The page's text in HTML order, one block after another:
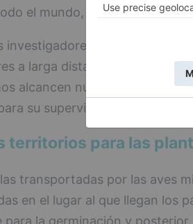
el mundo, muchas de ellas
investigadores, ante un
a larga distancia permitirán
alcancen nuevos hábitats
su supervivencia.
territorios para las
transportadas por las aves
en el lugar al que llegan los
para la germinación y